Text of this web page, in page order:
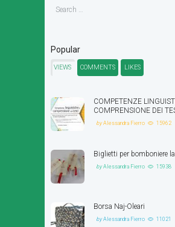
Popular
VIEWS COMMENTS LIKES
COMPETENZE
COMPRENSIONE DEI
byAlessandra Fierro 15962
Biglietti per bomboniere
byAlessandra Fierro 15938
Borsa Naj-Oleari
byAlessandra Fierro 11021